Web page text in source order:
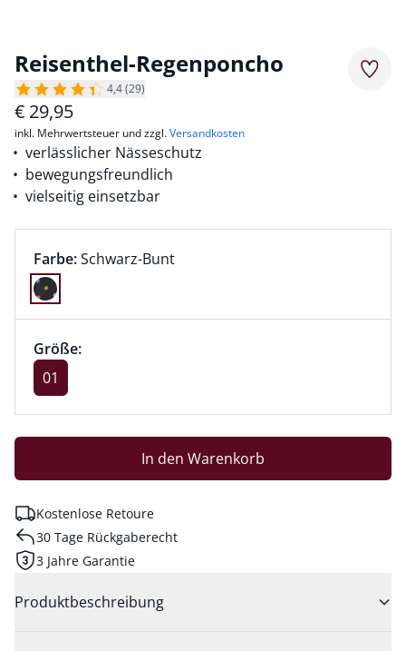
Reisenthel-Regenponcho
4,4 (29)
€ 29,95
inkl. Mehrwertsteuer und zzgl.Versandkosten
verlässlicher Nässeschutz
bewegungsfreundlich
vielseitig einsetzbar
Farbauswahl:
Farbe:aktuell ausgewählt:
Schwarz-Bunt
Farbe Schwarz-Bunt ausgewählt
Größenauswahl:
Größe:
Größe 01 ausgewählt
01
In den Warenkorb
Kostenlose Retoure
30 Tage Rückgaberecht
3 Jahre Garantie
Produktbeschreibung